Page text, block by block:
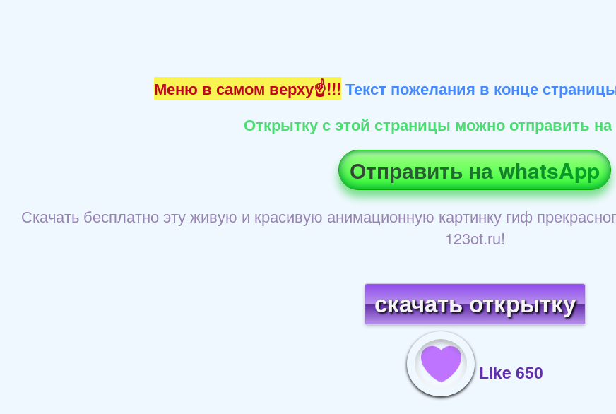
Меню в самом верху☝!!! Текст пожелания в конце
Открытку с этой страницы можно отправить на
Отправить на whatsApp
Скачать бесплатно эту живую и красивую анимационную картинку гиф
123ot.ru!
скачать открытку
Like 650